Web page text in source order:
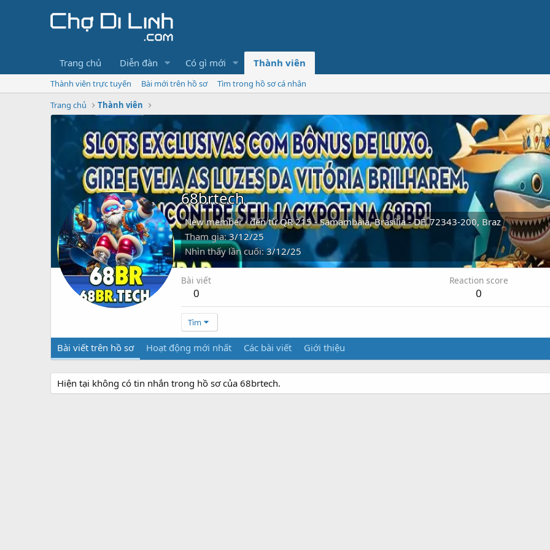
Trang chủ Diễn đàn Có gì mới Thành viên
Thành viên trực tuyến Bài mới trên hồ sơ
Tìm trong hồ sơ cá nhân
Trang chủ
Thành viên
68brtech
New member · đến từ QR 215 - Samambaia, Brasília - DF, 72343-200, Braz
Tham gia 3/12/25
Nhìn thấy lần cuối 3/12/25
Bài viết
0
Reaction score
0
Tìm
Bài viết trên hồ sơ Hoạt động mới nhất Các bài viết Giới thiệu
Hiện tại không có tin nhắn trong hồ sơ của 68brtech.